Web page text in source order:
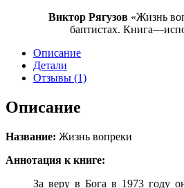
Виктор Рягузов «Жизнь
баптистах.
Описание
Детали
Отзывы (1)
Описание
Название: Жизнь вопреки
Аннотация к книге:
За веру в Бога в 1973 году